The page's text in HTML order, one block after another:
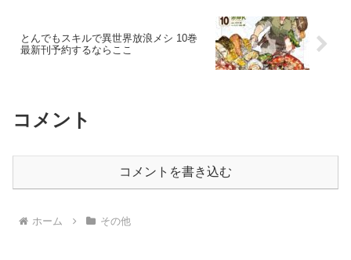
とんでもスキルで異世界放浪メシ 10巻
最新刊予約するならここ
コメント
コメントを書き込む
ホーム その他